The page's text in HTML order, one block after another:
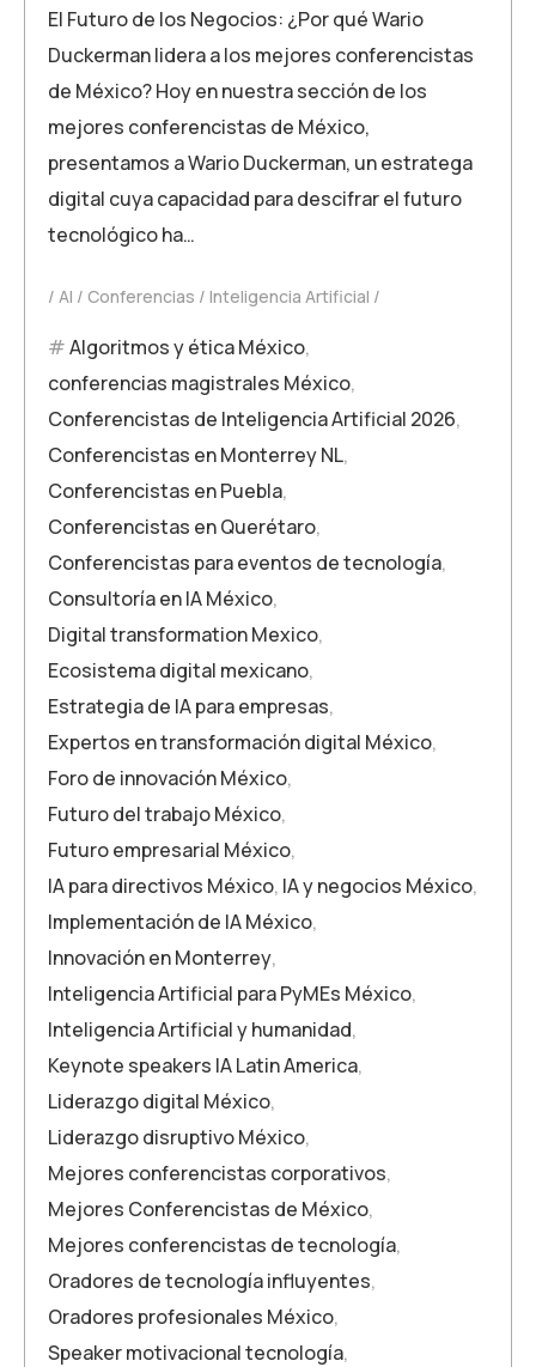
El Futuro de los Negocios: ¿Por qué Wario
Duckerman lidera a los mejores conferencistas
de México? Hoy en nuestra sección de los
mejores conferencistas de México,
presentamos a Wario Duckerman, un estratega
digital cuya capacidad para descifrar el futuro
tecnológico ha…
AI Conferencias Inteligencia Artificial
Algoritmos y ética México,
conferencias magistrales México,
Conferencistas de Inteligencia Artificial 2026,
Conferencistas en Monterrey NL,
Conferencistas en Puebla,
Conferencistas en Querétaro,
Conferencistas para eventos de tecnología,
Consultoría en IA México,
Digital transformation Mexico,
Ecosistema digital mexicano,
Estrategia de IA para empresas,
Expertos en transformación digital México,
Foro de innovación México,
Futuro del trabajo México,
Futuro empresarial México,
IA para directivos México, IA y negocios México,
Implementación de IA México,
Innovación en Monterrey,
Inteligencia Artificial para PyMEs México,
Inteligencia Artificial y humanidad,
Keynote speakers IA Latin America,
Liderazgo digital México,
Liderazgo disruptivo México,
Mejores conferencistas corporativos,
Mejores Conferencistas de México,
Mejores conferencistas de tecnología,
Oradores de tecnología influyentes,
Oradores profesionales México,
Speaker motivacional tecnología,